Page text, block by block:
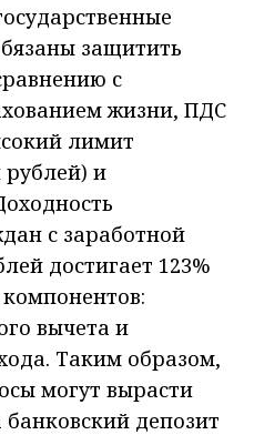
защитить
с
жизни, ПДС
лимит
рублей) и
с заработной
достигает 123%
компонентов:
вычета и
Таким образом,
могут вырасти
банковский депозит